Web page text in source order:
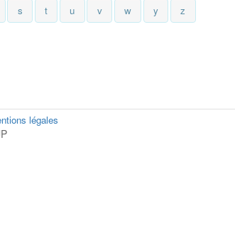
s t u v w y z
légales